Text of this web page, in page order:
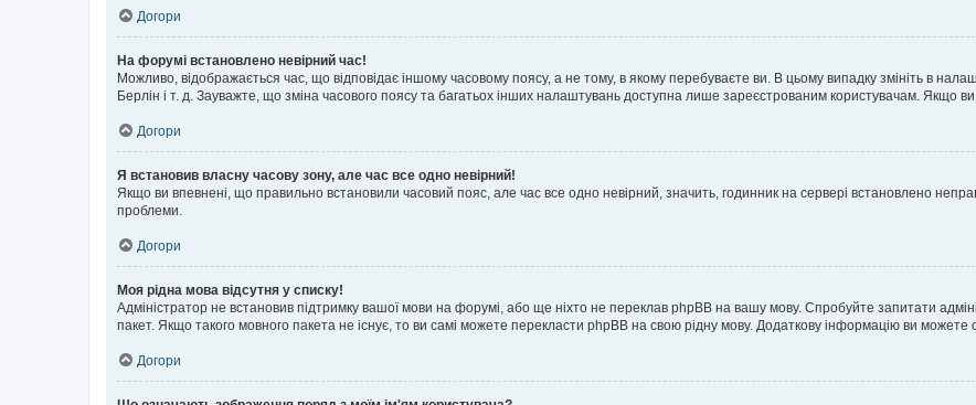
Догори
На форумі встановлено невірний час!
Можливо, відображається час, що відповідає іншому часовому поясу, а не тому, в якому перебуваєте ви. В цьому випадку змініть в
Берлін і т. д. Зауважте, що зміна часового поясу та багатьох інших налаштувань доступна лише зареєстрованим користувачам. Якщо
Догори
Я встановив власну часову зону, але час все одно невірний!
Якщо ви впевнені, що правильно встановили часовий пояс, але час все одно невірний, значить, годинник на сервері встановлено
проблеми.
Догори
Моя рідна мова відсутня у списку!
Адміністратор не встановив підтримку вашої мови на форумі, або ще ніхто не переклав phpBB на вашу мову. Спробуйте запитати
пакет. Якщо такого мовного пакета не існує, то ви самі можете перекласти phpBB на свою рідну мову. Додаткову інформацію ви можете
Догори